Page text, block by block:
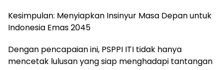
Kesimpulan: Menyiapkan Insinyur Masa Depan untuk
Indonesia Emas 2045
Dengan pencapaian ini, PSPPI ITI tidak hanya
mencetak lulusan yang siap menghadapi tantangan